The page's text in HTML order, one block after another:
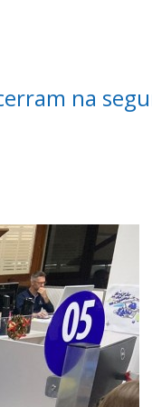
na